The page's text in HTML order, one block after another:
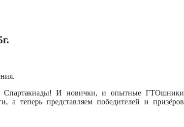
Спартакиады! И новички, и опытные ГТОшники
а теперь представляем победителей и призёров